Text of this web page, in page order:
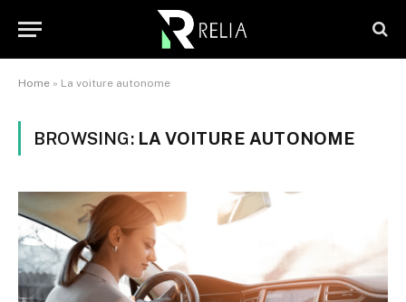
Home » La voiture autonome
BROWSING: LA VOITURE AUTONOME